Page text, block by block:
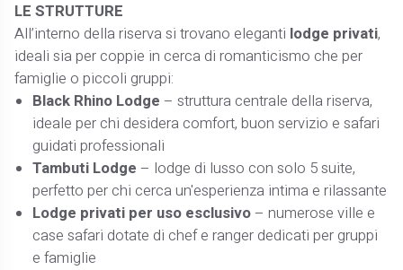
LE STRUTTURE
All’interno della riserva si trovano eleganti lodge privati,
ideali sia per coppie in cerca di romanticismo che per
famiglie o piccoli gruppi:
Black Rhino Lodge – struttura centrale della riserva,
ideale per chi desidera comfort, buon servizio e safari
guidati professionali
Tambuti Lodge – lodge di lusso con solo 5 suite,
perfetto per chi cerca un'esperienza intima e rilassante
Lodge privati per uso esclusivo– numerose ville e
case safari dotate di chef e ranger dedicati per gruppi
e famiglie